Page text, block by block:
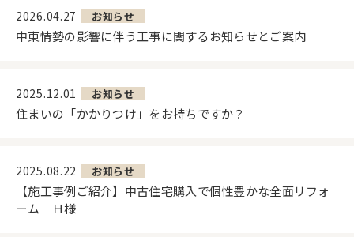
2026.04.27 お知らせ
中東情勢の影響に伴う工事に関するお知らせとご案内
2025.12.01 お知らせ
住まいの「かかりつけ」をお持ちですか？
2025.08.22 お知らせ
【施工事例ご紹介】中古住宅購入で個性豊かな全面リフォ
ーム Ｈ様